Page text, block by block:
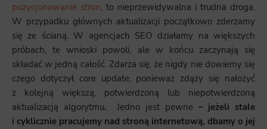
pozycjonowanie stron, to nieprzewidywalna i trudna droga.
W przypadku głównych aktualizacji początkowo zderzamy
się ze ścianą. W agencjach SEO działamy na większych
próbach, te wnioski powoli, ale w końcu zaczynają się
składać w jedną całość. Zdarza się, że nigdy nie dowiemy się
czego dotyczył core update, ponieważ zdąży się nałożyć
z kolejną większą, potwierdzoną lub niepotwierdzoną
aktualizacją algorytmu.Jedno jest pewne – jeżeli stale
i cyklicznie pracujemy nad stroną internetową, dbamy o jej